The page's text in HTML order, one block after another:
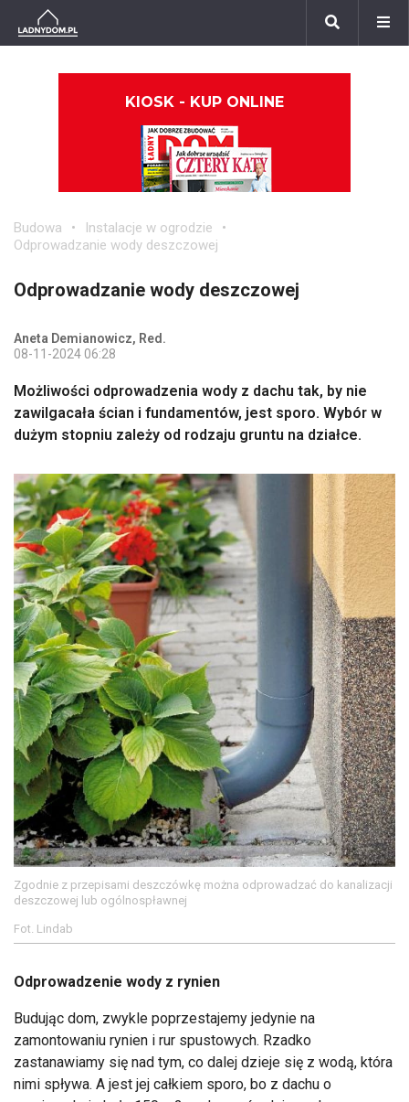
KIOSK - KUP ONLINE
Budowa
Instalacje w ogrodzie
Odprowadzanie wody deszczowej
Odprowadzanie wody deszczowej
Aneta Demianowicz, Red.
08-11-2024 06:28
Możliwości odprowadzenia wody z dachu tak, by nie
zawilgacała ścian i fundamentów, jest sporo. Wybór w
dużym stopniu zależy od rodzaju gruntu na działce.
Zgodnie z przepisami deszczówkę można odprowadzać do kanalizacji
deszczowej lub ogólnospławnej
Fot. Lindab
Odprowadzenie wody z rynien
Budując dom, zwykle poprzestajemy jedynie na
zamontowaniu rynien i rur spustowych. Rzadko
zastanawiamy się nad tym, co dalej dzieje się z wodą, która
nimi spływa. A jest jej całkiem sporo, bo z dachu o